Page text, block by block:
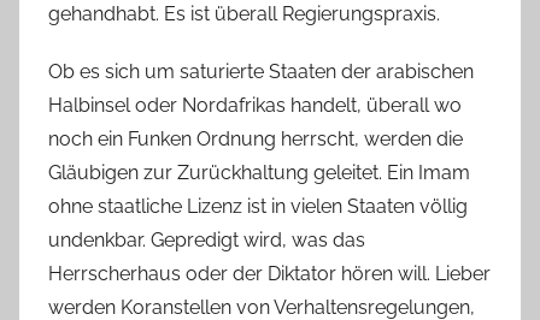
gehandhabt. Es ist überall Regierungspraxis.
Ob es sich um saturierte Staaten der arabischen
Halbinsel oder Nordafrikas handelt, überall wo
noch ein Funken Ordnung herrscht, werden die
Gläubigen zur Zurückhaltung geleitet. Ein Imam
ohne staatliche Lizenz ist in vielen Staaten völlig
undenkbar. Gepredigt wird, was das
Herrscherhaus oder der Diktator hören will. Lieber
werden Koranstellen von Verhaltensregelungen,